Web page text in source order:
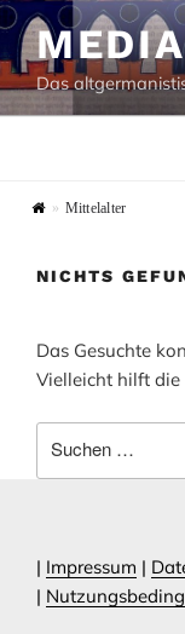
Zum
Inhalt
springen
Das
» Mittelalter
NICHTS
Das Gesuchte
Vielleicht hilft
nach:
| Impressum |
|